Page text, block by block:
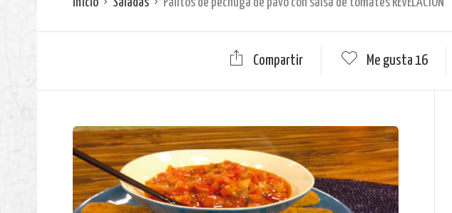
Compartir Me gusta 16